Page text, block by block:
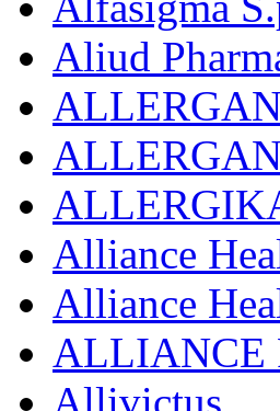
Aliud
Alliance
Alliance
ALLIANCE
Allivictus